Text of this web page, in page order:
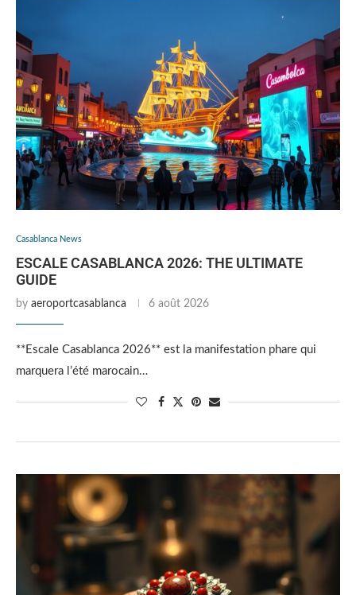
Casablanca News
ESCALE CASABLANCA 2026: THE ULTIMATE
GUIDE
by aeroportcasablanca 6 août 2026
**Escale Casablanca 2026** est la manifestation phare qui
marquera l’été marocain…